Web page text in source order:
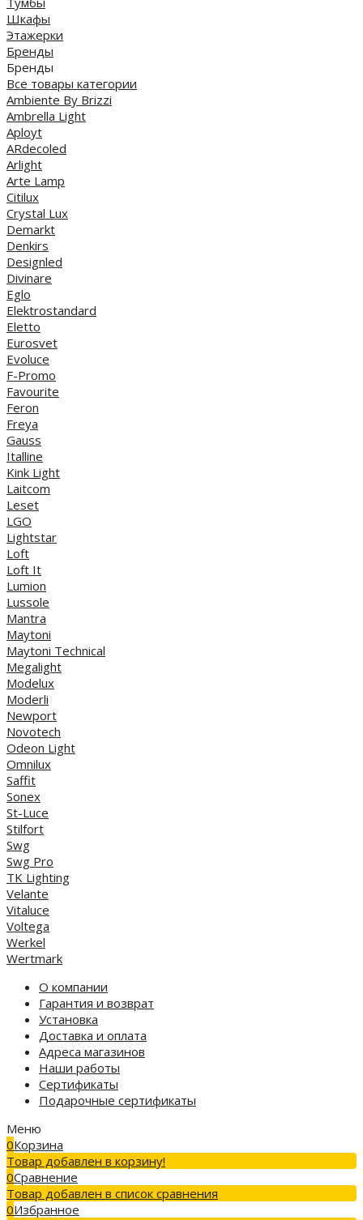
Шкафы
Этажерки
Бренды
Бренды
Все товары категории
Ambiente By Brizzi
Ambrella Light
Aployt
ARdecoled
Arlight
Arte Lamp
Citilux
Crystal Lux
Demarkt
Denkirs
Designled
Divinare
Eglo
Elektrostandard
Eletto
Eurosvet
Evoluce
F-Promo
Favourite
Feron
Freya
Gauss
Italline
Kink Light
Laitcom
Leset
LGO
Lightstar
Loft
Loft It
Lumion
Lussole
Mantra
Maytoni
Maytoni Technical
Megalight
Modelux
Moderli
Newport
Novotech
Odeon Light
Omnilux
Saffit
Sonex
St-Luce
Stilfort
Swg
Swg Pro
TK Lighting
Velante
Vitaluce
Voltega
Werkel
Wertmark
О компании
Гарантия и возврат
Установка
Доставка и оплата
Адреса магазинов
Наши работы
Сертификаты
Подарочные сертификаты
Меню
0Корзина
Товар добавлен в корзину!
0Сравнение
Товар добавлен в список сравнения
0Избранное